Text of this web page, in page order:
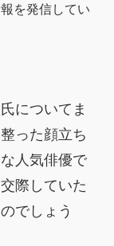
を発信してい
についてま
った顔立ち
人気俳優で
際していた
でしょう